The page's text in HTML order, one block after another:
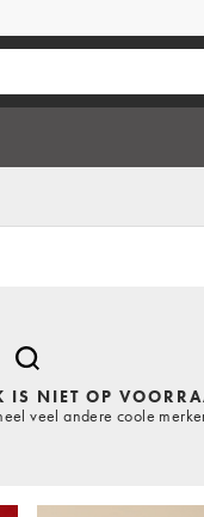
IS NIET OP
veel andere coole